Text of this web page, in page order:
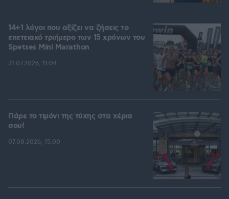
14+1 λόγοι που αξίζει να ζήσεις το
επετειακό τριήμερο των 15 χρόνων του
Spetses Mini Marathon
31.07.2026, 11:04
Πάρε το τιμόνι της τύχης στα χέρια
σου!
07.08.2026, 15:00